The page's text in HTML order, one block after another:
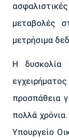
μεταβολές
μετρήσιμα
Η δυσκολία
προσπάθεια
πολλά
Υπουργείο